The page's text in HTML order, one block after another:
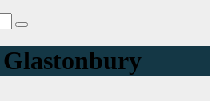
Glastonbury